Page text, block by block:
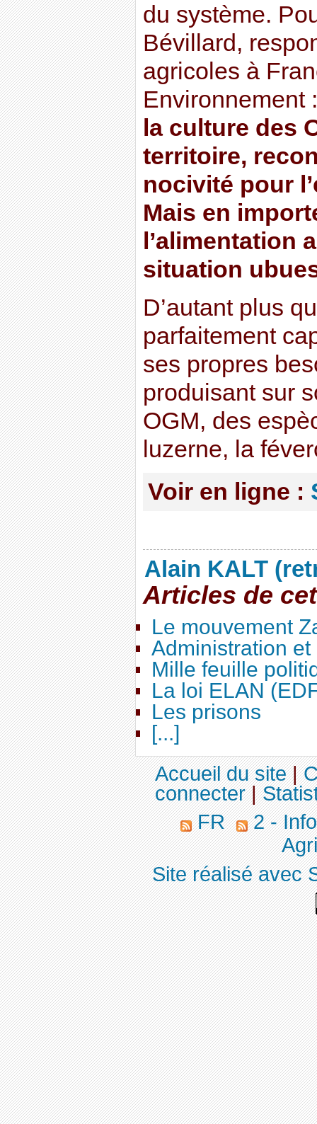
du système.
Bévillard,
agricoles à
Environnement
la culture des
territoire,
nocivité pour
Mais en
l’alimentation
situation
D’autant plus
parfaitement
ses propres
produisant sur
OGM, des
luzerne, la
Voir en ligne :
Alain KALT
Articles de
Le mouvement
Administration
Mille feuille
La loi ELAN
Les prisons
[...]
Accueil du site|
connecter|
FR
2 -
Site réalisé avec